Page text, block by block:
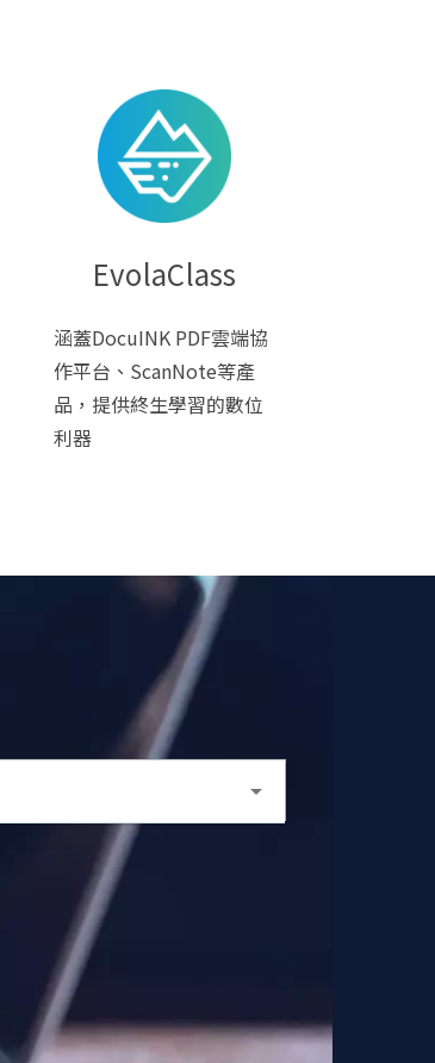
EvolaClass
涵蓋DocuINK PDF雲端協
作平台、ScanNote等產
品，提供終生學習的數位
利器